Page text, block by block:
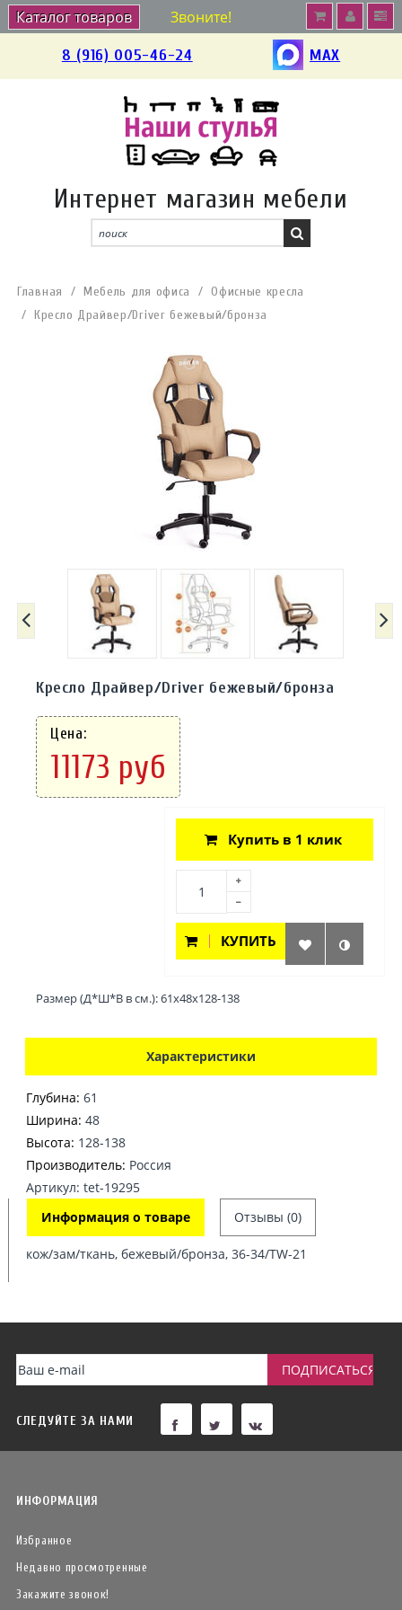
Звоните!
8 (916) 005-46-24 MAX
Интернет магазин мебели
Каталог товаров
Главная Мебель для офиса
Офисные кресла
Кресло Драйвер/Driver бежевый/бронза
Кресло Драйвер/Driver бежевый/бронза
Цена:
11173 руб
Купить в 1 клик
КУПИТЬ
Размер (Д*Ш*В в см.): 61х48х128-138
Характеристики
Глубина: 61
Ширина: 48
Высота: 128-138
Производитель: Россия
Артикул: tet-19295
Информация о товаре
Отзывы (0)
кож/зам/ткань, бежевый/бронза, 36-34/TW-21
СЛЕДУЙТЕ ЗА НАМИ
ИНФОРМАЦИЯ
Избранное
Недавно просмотренные
Закажите звонок!